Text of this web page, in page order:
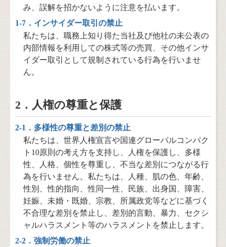
み、誤解を招かないように注意を払います。
1-7．インサイダー取引の禁⽌
私たちは、職務上知り得た当社及び他社の未公表の
内部情報を利用しての株式等の売買、その他インサ
イダー取引として規制されている行為を行いませ
ん。
2．人権の尊重と保護
2-1．多様性の尊重と差別の禁⽌
私たちは、世界⼈権宣⾔や国連グローバルコンパク
ト10原則の考え方を支持し、人権を保護し、多様
性、人格、個性を尊重し、不当な差別につながる行
為を行いません。私たちは、人種、肌の色、年齢、
性別、性的指向、性同一性、民族、出身国、障害、
妊娠、未婚・既婚、宗教、所属政党等などに基づく
不合理な差別を禁止し、差別的言動、暴力、セクシ
ャルハラスメント等のハラスメントを禁止します。
2-2．強制労働の禁止